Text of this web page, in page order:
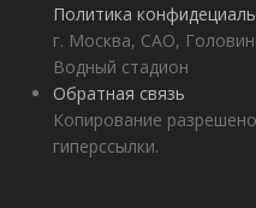
Политика
г. Москва, САО,
Водный стадион
Обратная связь
Копирование
гиперссылки.